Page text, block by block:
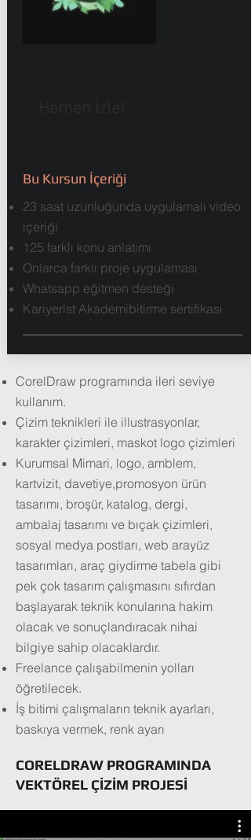
Bu Kursun İçeriği
23 saat uzunluğunda uygulamalı video
içeriği
125 farklı konu anlatımı
Onlarca farklı proje uygulaması
Whatsapp eğitmen desteği
Kariyerist Akademibitirme sertifikası
CorelDraw programında ileri seviye
kullanım.
Çizim teknikleri ile illustrasyonlar,
karakter çizimleri, maskot logo çizimleri
Kurumsal Mimari, logo, amblem,
kartvizit, davetiye,promosyon ürün
tasarımı, broşür, katalog, dergi,
ambalaj tasarımı ve bıçak çizimleri,
sosyal medya postları, web arayüz
tasarımları, araç giydirme tabela gibi
pek çok tasarım çalışmasını sıfırdan
başlayarak teknik konularına hakim
olacak ve sonuçlandıracak nihai
bilgiye sahip olacaklardır.
Freelance çalışabilmenin yolları
öğretilecek.
İş bitimi çalışmaların teknik ayarları,
baskıya vermek, renk ayarı
CORELDRAW PROGRAMINDA
VEKTÖREL ÇİZİM PROJESİ